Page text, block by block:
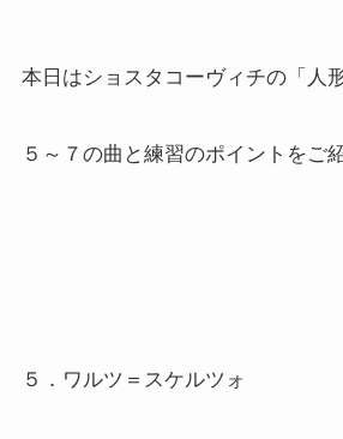
本日はショスタコーヴィチの「人
５～７の曲と練習のポイントをご
５．ワルツ＝スケルツォ